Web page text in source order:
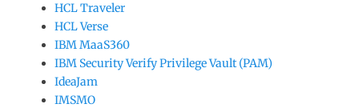
HCL Traveler
HCL Verse
IBM MaaS360
IBM Security Verify Privilege Vault (PAM)
IdeaJam
IMSMO